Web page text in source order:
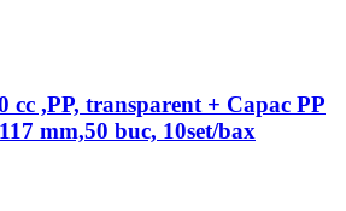
cc ,PP, transparent + Capac PP
mm,50 buc, 10set/bax